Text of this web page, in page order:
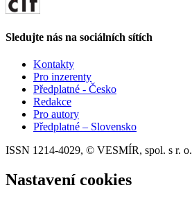
Sledujte nás na sociálních sítích
Kontakty
Pro inzerenty
Předplatné - Česko
Redakce
Pro autory
Předplatné – Slovensko
ISSN 1214-4029, © VESMÍR, spol. s r. o.
Nastavení cookies